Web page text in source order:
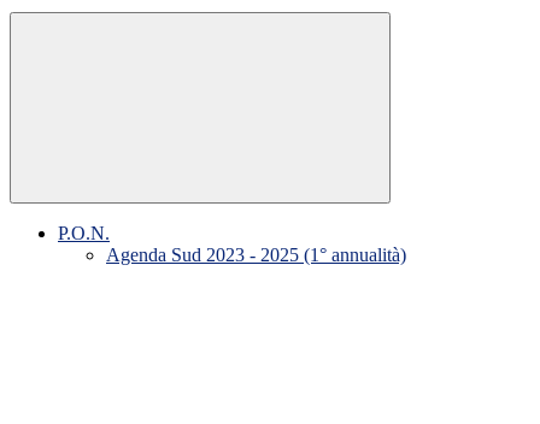
P.O.N.
Agenda Sud 2023 - 2025 (1° annualità)